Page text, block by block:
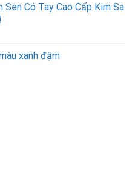
Có Tay Cao Cấp Kim Sa
xanh đậm